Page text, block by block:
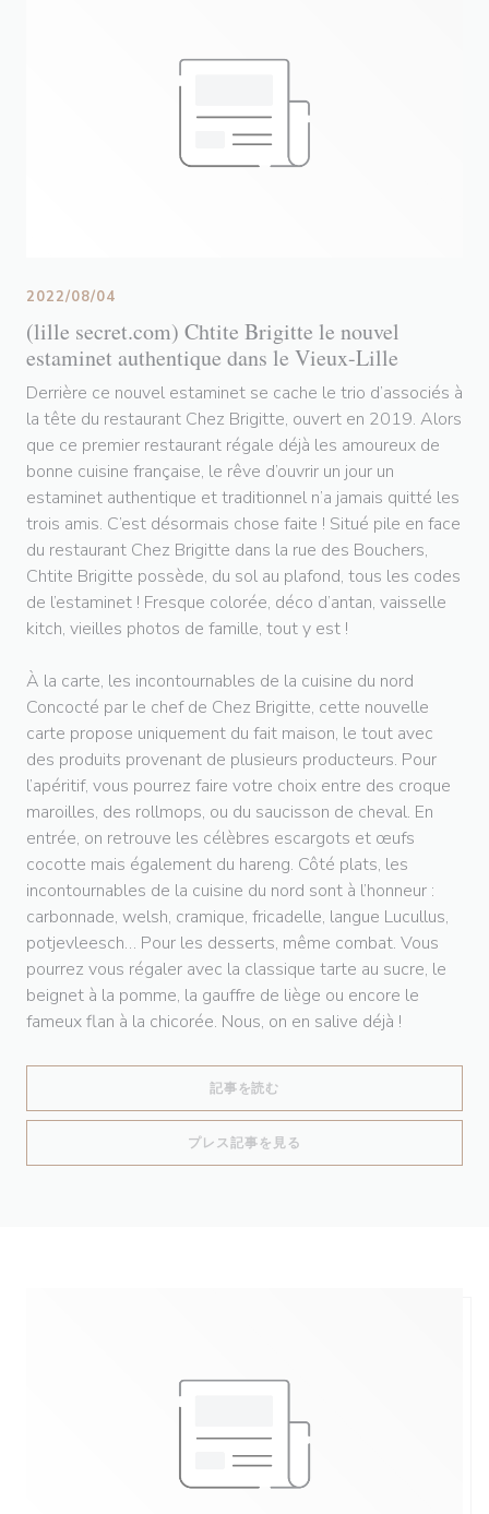
(lille secret.com) Chtite Brigitte le nouvel
estaminet authentique dans le Vieux-Lille
2022/08/04
Derrière ce nouvel estaminet se cache le trio d’associés à
la tête du restaurant Chez Brigitte, ouvert en 2019. Alors
que ce premier restaurant régale déjà les amoureux de
bonne cuisine française, le rêve d’ouvrir un jour un
estaminet authentique et traditionnel n’a jamais quitté les
trois amis. C’est désormais chose faite ! Situé pile en face
du restaurant Chez Brigitte dans la rue des Bouchers,
Chtite Brigitte possède, du sol au plafond, tous les codes
de l’estaminet ! Fresque colorée, déco d’antan, vaisselle
kitch, vieilles photos de famille, tout y est !
À la carte, les incontournables de la cuisine du nord
Concocté par le chef de Chez Brigitte, cette nouvelle
carte propose uniquement du fait maison, le tout avec
des produits provenant de plusieurs producteurs. Pour
l’apéritif, vous pourrez faire votre choix entre des croque
maroilles, des rollmops, ou du saucisson de cheval. En
entrée, on retrouve les célèbres escargots et œufs
cocotte mais également du hareng. Côté plats, les
incontournables de la cuisine du nord sont à l’honneur :
carbonnade, welsh, cramique, fricadelle, langue Lucullus,
potjevleesch… Pour les desserts, même combat. Vous
pourrez vous régaler avec la classique tarte au sucre, le
beignet à la pomme, la gauffre de liège ou encore le
fameux flan à la chicorée. Nous, on en salive déjà !
記事を読む
プレス記事を見る